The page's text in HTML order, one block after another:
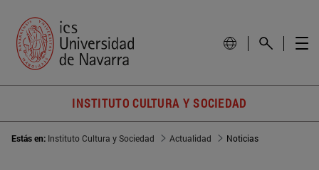
INSTITUTO CULTURA Y SOCIEDAD
Estás en: Instituto Cultura y Sociedad Actualidad Noticias